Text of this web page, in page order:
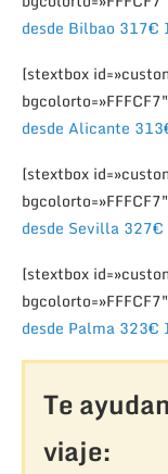
desde Bilbao 317€
[stextbox
desde Alicante
[stextbox
desde Sevilla
[stextbox
desde Palma 323€
Te
viaje: